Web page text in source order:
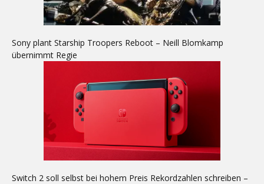
Sony plant Starship Troopers Reboot – Neill Blomkamp
übernimmt Regie
Switch 2 soll selbst bei hohem Preis Rekordzahlen schreiben –